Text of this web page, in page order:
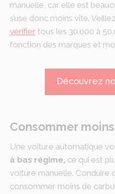
manuelle, car elle est
s’use donc moins vite.
vérifier tous les 30.000 à
fonction des marques et
Découvrez
Consommer
Une voiture automatique
à bas régime, ce qui est
voiture manuelle.
consommer moins de